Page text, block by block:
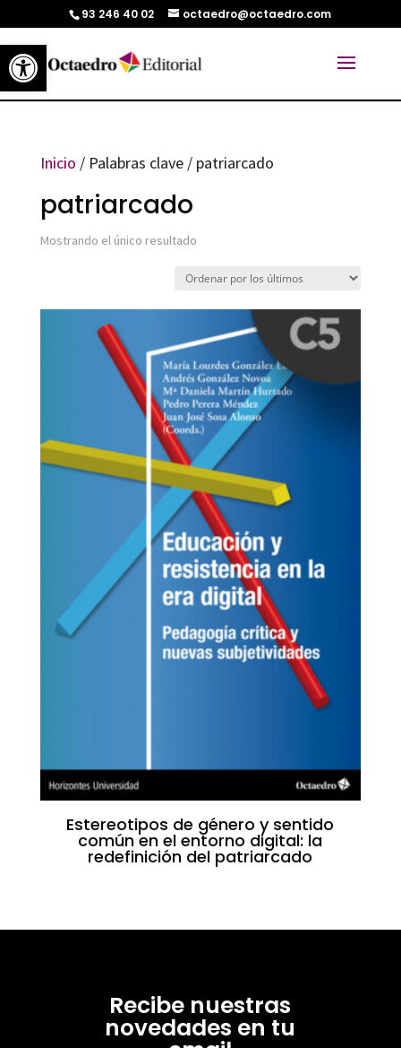
Abrir barra de herramientas
93 246 40 02 octaedro@octaedro.com
Inicio / Palabras clave / patriarcado
patriarcado
Mostrando el único resultado
Estereotipos de género y sentido
común en el entorno digital: la
redefinición del patriarcado
Recibe nuestras
novedades en tu